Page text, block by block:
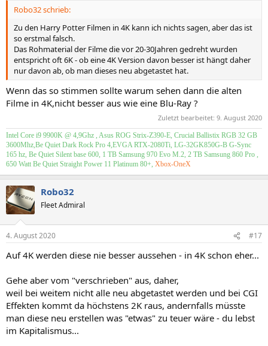
Robo32 schrieb:
Zu den Harry Potter Filmen in 4K kann ich nichts sagen, aber das ist
so erstmal falsch.
Das Rohmaterial der Filme die vor 20-30Jahren gedreht wurden
entspricht oft 6K - ob eine 4K Version davon besser ist hängt daher
nur davon ab, ob man dieses neu abgetastet hat.
Wenn das so stimmen sollte warum sehen dann die alten
Filme in 4K,nicht besser aus wie eine Blu-Ray ?
Zuletzt bearbeitet: 9. August 2020
Intel Core i9 9900K @ 4,9Ghz , Asus ROG Strix-Z390-E, Crucial Ballistix RGB 32 GB
3600Mhz,Be Quiet Dark Rock Pro 4,EVGA RTX-2080Ti, LG-32GK850G-B G-Sync
165 hz, Be Quiet Silent base 600, 1 TB Samsung 970 Evo M.2, 2 TB Samsung 860 Pro ,
650 Watt Be Quiet Straight Power 11 Platinum 80+, Xbox-OneX
Robo32
Fleet Admiral
4. August 2020 #17
Auf 4K werden diese nie besser aussehen - in 4K schon eher...
Gehe aber vom "verschrieben" aus, daher,
weil bei weitem nicht alle neu abgetastet werden und bei CGI
Effekten kommt da höchstens 2K raus, andernfalls müsste
man diese neu erstellen was "etwas" zu teuer wäre - du lebst
im Kapitalismus...